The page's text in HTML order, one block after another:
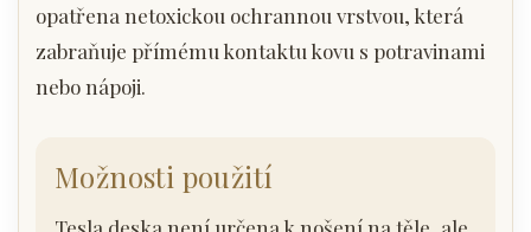
opatřena netoxickou ochrannou vrstvou, která
zabraňuje přímému kontaktu kovu s potravinami
nebo nápoji.
Možnosti použití